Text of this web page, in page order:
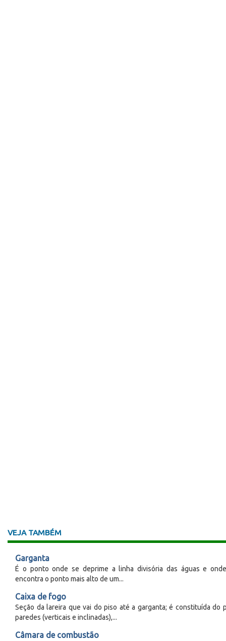
VEJA TAMBÉM
Garganta
É o ponto onde se deprime a linha divisória das águas e
encontra o ponto mais alto de um...
Caixa de fogo
Seção da lareira que vai do piso até a garganta; é constituída do
paredes (verticais e inclinadas),...
Câmara de combustão